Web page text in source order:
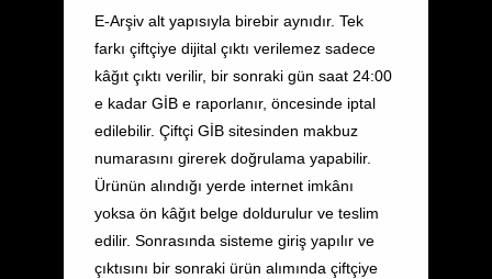
E-Arşiv alt yapısıyla birebir aynıdır. Tek
farkı çiftçiye dijital çıktı verilemez sadece
kâğıt çıktı verilir, bir sonraki gün saat 24:00
e kadar GİB e raporlanır, öncesinde iptal
edilebilir. Çiftçi GİB sitesinden makbuz
numarasını girerek doğrulama yapabilir.
Ürünün alındığı yerde internet imkânı
yoksa ön kâğıt belge doldurulur ve teslim
edilir. Sonrasında sisteme giriş yapılır ve
çıktısını bir sonraki ürün alımında çiftçiye